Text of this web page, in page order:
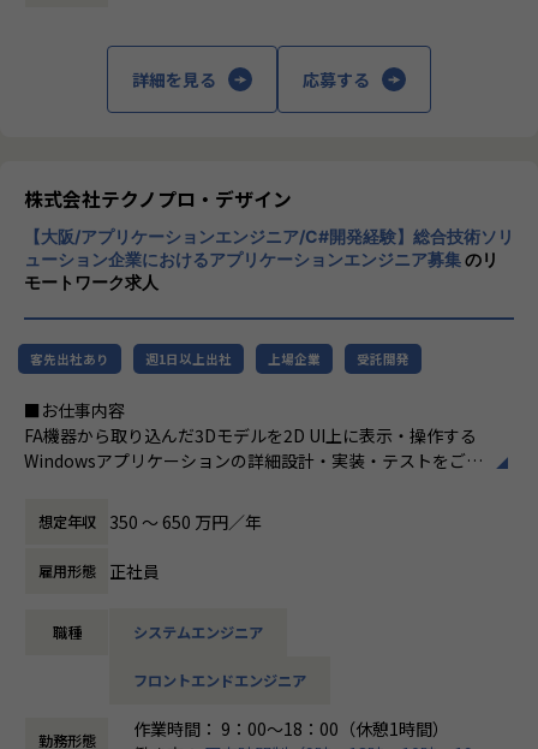
働く場所に関わらない事業支援や最新技術を
用いた研究開発などを行っています。
程プロジェクトの増加といった世の中で技術
者集団として価値提供を行うために、エンジ
ニアが生涯活躍できる環境を考え事業運営を
行っています。
詳細を見る 応募する
株式会社テクノプロ・デザイン
【大阪/アプリケーションエンジニア/C#開発経験】総合技術ソリ
ューション企業におけるアプリケーションエンジニア募集のリ
モートワーク求人
客先出社あり 週1日以上出社 上場企業 受託開発
■お仕事内容
FA機器から取り込んだ3Dモデルを2D UI上に表示・操作する
Windowsアプリケーションの詳細設計・実装・テストをご担
【業務内容】
C#・WPF・MVVMをベースに、FA機器の3Dモデル表示・操
作機能（移動・回転・ズーム）や頂点データの3D変換・管理
ラムダ式・LINQを用いたロジック実装、行列演算・ベクトル
【具体的な仕事内容】
想定年収 350 〜 650 万円／年
雇用形態 正社員
職種 システムエンジニア
フロントエンドエンジニア
勤務形態
作業時間： 9：00～18：00（休憩1時間）